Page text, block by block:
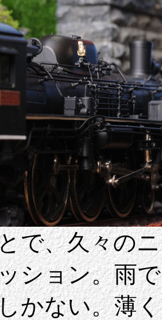
で、久々の
ション。雨
かない。薄